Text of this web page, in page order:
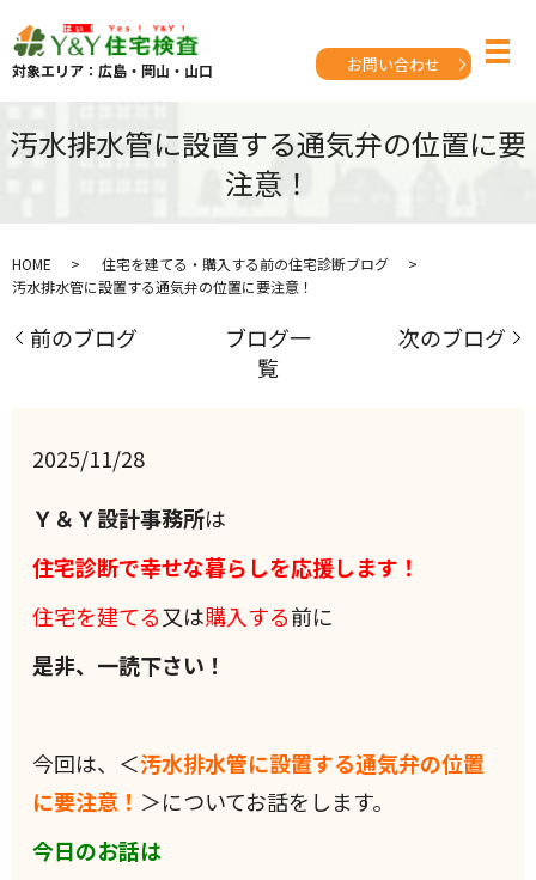
対象エリア：広島・岡山・山口 お問い合わせ
汚水排水管に設置する通気弁の位置に要
注意！
HOME
住宅を建てる・購入する前の住宅診断ブログ
汚水排水管に設置する通気弁の位置に要注意！
前のブログ
ブログ一
覧
次のブログ
2025/11/28
Ｙ＆Ｙ設計事務所は
住宅診断で幸せな暮らしを応援します！
住宅を建てる又は購入する前に
是非、一読下さい！
今回は、＜汚水排水管に設置する通気弁の位置
に要注意！ ＞についてお話をします。
今日のお話は